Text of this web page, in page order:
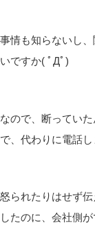
事情も知らないし
いですか( ﾟДﾟ)
なので、断ってい
で、代わりに電話
怒られたりはせず
したのに、会社側